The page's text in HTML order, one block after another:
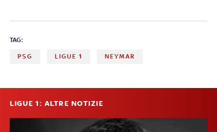
TAG:
PSG LIGUE 1 NEYMAR
LIGUE 1: ALTRE NOTIZIE